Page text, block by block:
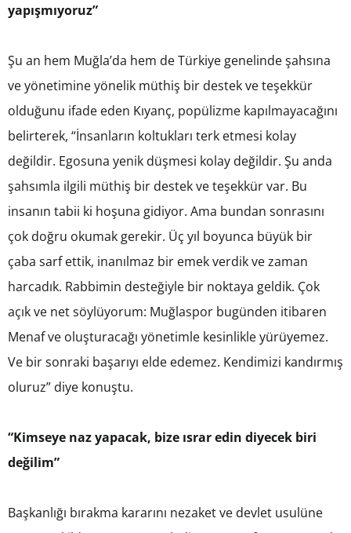
yapışmıyoruz”
Şu an hem Muğla’da hem de Türkiye genelinde şahsına
ve yönetimine yönelik müthiş bir destek ve teşekkür
olduğunu ifade eden Kıyanç, popülizme kapılmayacağını
belirterek, “İnsanların koltukları terk etmesi kolay
değildir. Egosuna yenik düşmesi kolay değildir. Şu anda
şahsımla ilgili müthiş bir destek ve teşekkür var. Bu
insanın tabii ki hoşuna gidiyor. Ama bundan sonrasını
çok doğru okumak gerekir. Üç yıl boyunca büyük bir
çaba sarf ettik, inanılmaz bir emek verdik ve zaman
harcadık. Rabbimin desteğiyle bir noktaya geldik. Çok
açık ve net söylüyorum: Muğlaspor bugünden itibaren
Menaf ve oluşturacağı yönetimle kesinlikle yürüyemez.
Ve bir sonraki başarıyı elde edemez. Kendimizi kandırmış
oluruz” diye konuştu.
“Kimseye naz yapacak, bize ısrar edin diyecek biri
değilim”
Başkanlığı bırakma kararını nezaket ve devlet usulüne